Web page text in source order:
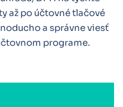
až po účtovné tlačové
a správne viesť
programe.